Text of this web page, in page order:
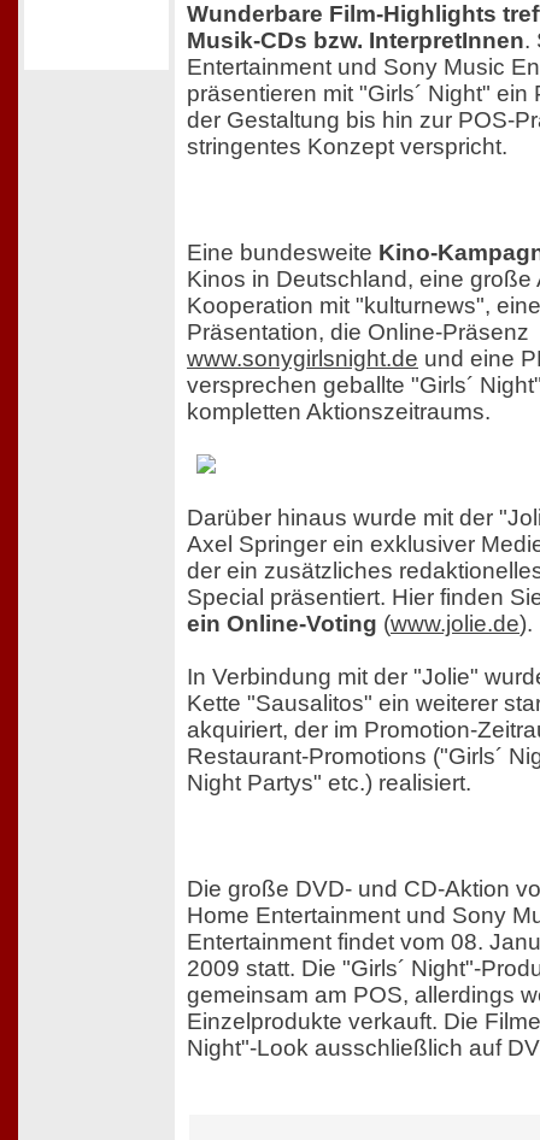
Wunderbare Film-Highlights
Musik-CDs bzw. InterpretInnen.
Entertainment und Sony Music
präsentieren mit "Girls´ Night"
der Gestaltung bis hin zur POS-
stringentes Konzept verspricht.
Eine bundesweite Kino-
Kinos in Deutschland, eine große
Kooperation mit "kulturnews",
Präsentation, die Online-Präsenz
www.sonygirlsnight.de und eine
versprechen geballte "Girls´
kompletten Aktionszeitraums.
Darüber hinaus wurde mit der
Axel Springer ein exklusiver
der ein zusätzliches
Special präsentiert. Hier finden
ein Online-Voting (www.jolie.de).
In Verbindung mit der "Jolie"
Kette "Sausalitos" ein weiterer
akquiriert, der im Promotion-
Restaurant-Promotions ("Girls´
Night Partys" etc.) realisiert.
Die große DVD- und CD-Aktion
Home Entertainment und Sony
Entertainment findet vom 08.
2009 statt. Die "Girls´ Night"-
gemeinsam am POS, allerdings
Einzelprodukte verkauft. Die
Night"-Look ausschließlich auf